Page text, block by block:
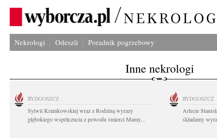
Nekrologi Odeszli Poradnik pogrzebowy
Inne nekrologi
BYDGOSZCZ
Sylwii Kramkowskiej wraz z Rodziną wyrazy
głębokiego współczucia z powodu śmierci Mamy...
BYDGOSZCZ
Arlecie
składamy